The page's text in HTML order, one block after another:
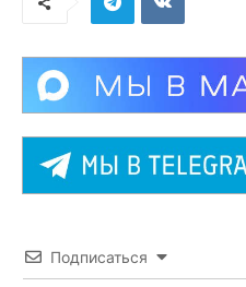
Подписаться